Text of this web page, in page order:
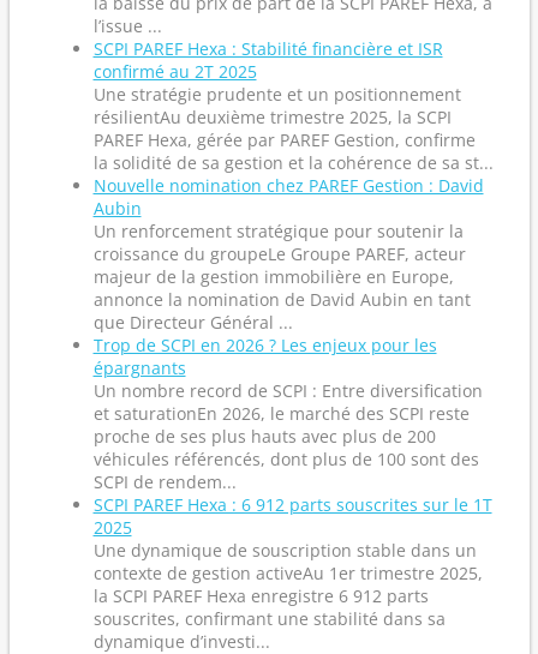
l’issue ...
SCPI PAREF Hexa : Stabilité financière et ISR
confirmé au 2T 2025
Une stratégie prudente et un positionnement
résilientAu deuxième trimestre 2025, la SCPI
PAREF Hexa, gérée par PAREF Gestion, confirme
la solidité de sa gestion et la cohérence de sa st...
Nouvelle nomination chez PAREF Gestion : David
Aubin
Un renforcement stratégique pour soutenir la
croissance du groupeLe Groupe PAREF, acteur
majeur de la gestion immobilière en Europe,
annonce la nomination de David Aubin en tant
que Directeur Général ...
Trop de SCPI en 2026 ? Les enjeux pour les
épargnants
Un nombre record de SCPI : Entre diversification
et saturationEn 2026, le marché des SCPI reste
proche de ses plus hauts avec plus de 200
véhicules référencés, dont plus de 100 sont des
SCPI de rendem...
SCPI PAREF Hexa : 6 912 parts souscrites sur le 1T
2025
Une dynamique de souscription stable dans un
contexte de gestion activeAu 1er trimestre 2025,
la SCPI PAREF Hexa enregistre 6 912 parts
souscrites, confirmant une stabilité dans sa
dynamique d’investi...